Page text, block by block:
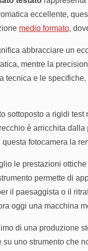
eccellente,
medio formato,
abbracciare un
mentre la
tecnica e le
sottoposto a rigidi
è arricchita
fotocamera la
le prestazioni
permette di
il paesaggista o il
oggi una macchina
di una produzione
su uno strumento che